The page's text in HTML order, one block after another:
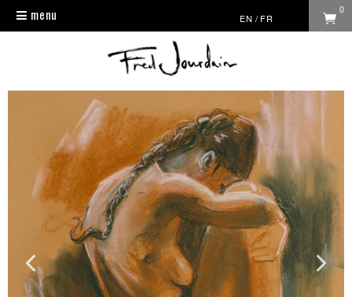
Toggle
navigation
menu EN / FR
0